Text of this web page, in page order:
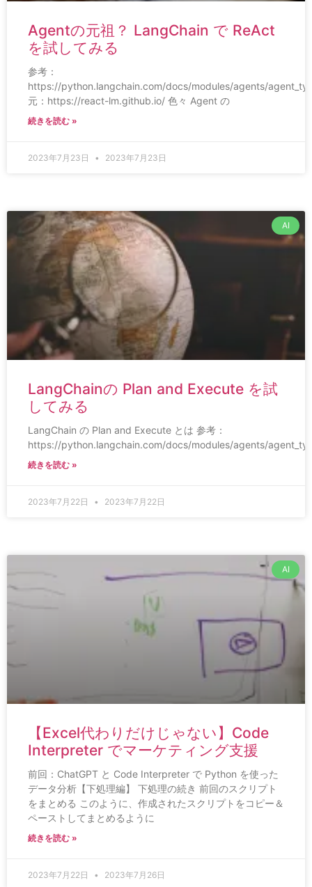
Agentの元祖？ LangChain で ReAct
を試してみる
参考：
https://python.langchain.com/docs/modules/agents/
元：https://react-lm.github.io/ 色々 Agent の
続きを読む »
2023年7月23日 2023年7月23日
AI
LangChainの Plan and Execute を試
してみる
LangChain の Plan and Execute とは 参考：
https://python.langchain.com/docs/modules/agents/
続きを読む »
2023年7月22日 2023年7月22日
AI
【Excel代わりだけじゃない】Code
Interpreter でマーケティング支援
前回：ChatGPT と Code Interpreter で Python を使った
データ分析【下処理編】 下処理の続き 前回のスクリプト
をまとめる このように、作成されたスクリプトをコピー＆
ペーストしてまとめるように
続きを読む »
2023年7月22日 2023年7月26日